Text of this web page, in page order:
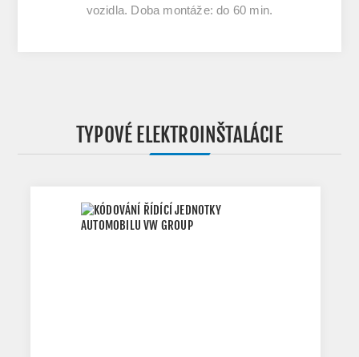
vozidla. Doba montáže: do 60 min.
TYPOVÉ ELEKTROINŠTALÁCIE